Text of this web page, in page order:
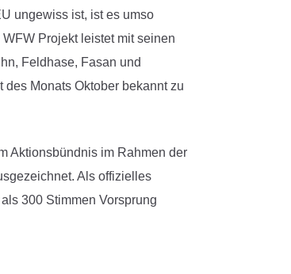
ungewiss ist, ist es umso
Projekt leistet mit seinen
Feldhase, Fasan und
Monats Oktober bekannt zu
Aktionsbündnis im Rahmen der
Als offizielles
300 Stimmen Vorsprung